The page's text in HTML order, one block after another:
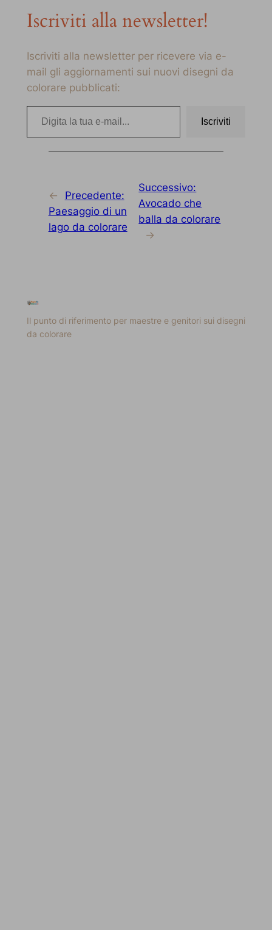
Iscriviti alla newsletter!
Iscriviti alla newsletter per ricevere via e-
mail gli aggiornamenti sui nuovi disegni da
colorare pubblicati:
Digita la tua e-mail…
Iscriviti
←
Precedente:
Paesaggio di un
lago da colorare
Successivo:
Avocado che
balla da colorare
→
Il punto di riferimento per maestre e genitori sui disegni
da colorare